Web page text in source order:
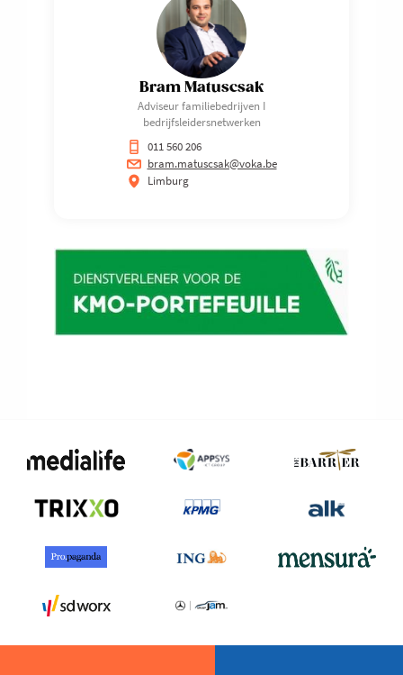
Bram Matuscsak
Adviseur familiebedrijven I
bedrijfsleidersnetwerken
011 560 206
bram.matuscsak@voka.be
Limburg